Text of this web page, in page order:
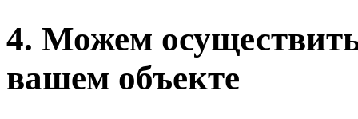
4. Можем
вашем объекте